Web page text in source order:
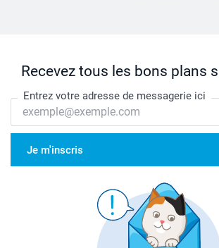
Recevez tous les bons plans
Entrez votre adresse de messagerie ici
Je m'inscris